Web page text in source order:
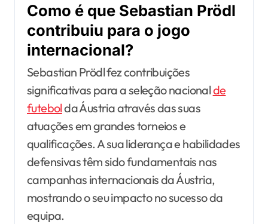
Como é que Sebastian Prödl
contribuiu para o jogo
internacional?
Sebastian Prödl fez contribuições
significativas para a seleção nacionalde
futebolda Áustria através das suas
atuações em grandes torneios e
qualificações. A sua liderança e habilidades
defensivas têm sido fundamentais nas
campanhas internacionais da Áustria,
mostrando o seu impacto no sucesso da
equipa.